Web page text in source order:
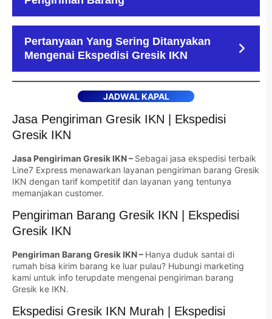
Pertanyaan Yang Sering Ditanyakan
Mengenai Ekspedisi Gresik IKN
JADWAL KAPAL
Jasa Pengiriman Gresik IKN | Ekspedisi
Gresik IKN
Jasa Pengiriman Gresik IKN – Sebagai jasa ekspedisi terbaik
Line7 Express menawarkan layanan pengiriman barang Gresik
IKN dengan tarif kompetitif dan layanan yang tentunya
memanjakan customer.
Pengiriman Barang Gresik IKN | Ekspedisi
Gresik IKN
Pengiriman Barang Gresik IKN – Hanya duduk santai di
rumah bisa kirim barang ke luar pulau? Hubungi marketing
kami untuk info terupdate mengenai pengiriman barang
Gresik ke IKN.
Ekspedisi Gresik IKN Murah | Ekspedisi